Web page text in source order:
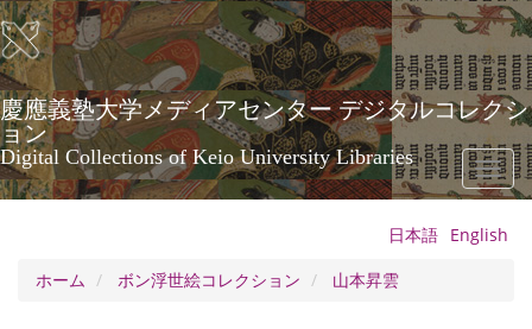
メ
イ
ン
コ
ン
テ
ン
ツ
に
慶應義塾大学メディアセンター デジタルコレクシ
ョン
Digital Collections of Keio University Libraries
Toggle
日本語 English
ホーム
ボン浮世絵コレクション 山本昇雲